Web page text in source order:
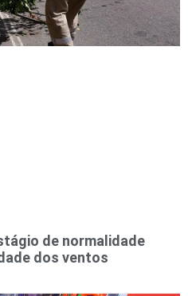
de normalidade
dos ventos